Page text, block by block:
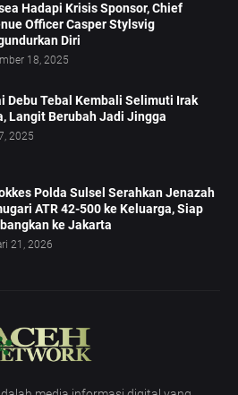
Hadapi Krisis Sponsor, Chief
Officer Casper Stylsvig
Diri
18, 2025
Debu Tebal Kembali Selimuti Irak
Langit Berubah Jadi Jingga
2025
Polda Sulsel Serahkan Jenazah
ATR 42-500 ke Keluarga, Siap
ke Jakarta
21, 2026